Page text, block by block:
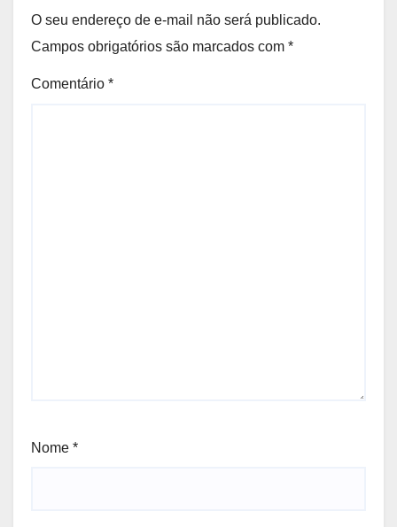
O seu endereço de e-mail não será publicado.
Campos obrigatórios são marcados com *
Comentário *
Nome *